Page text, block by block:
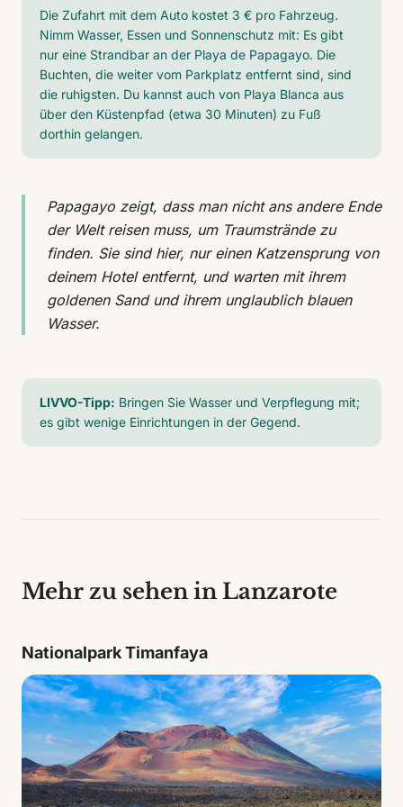
Die Zufahrt mit dem Auto kostet 3 € pro Fahrzeug.
Nimm Wasser, Essen und Sonnenschutz mit: Es gibt
nur eine Strandbar an der Playa de Papagayo. Die
Buchten, die weiter vom Parkplatz entfernt sind, sind
die ruhigsten. Du kannst auch von Playa Blanca aus
über den Küstenpfad (etwa 30 Minuten) zu Fuß
dorthin gelangen.
Papagayo zeigt, dass man nicht ans andere Ende
der Welt reisen muss, um Traumstrände zu
finden. Sie sind hier, nur einen Katzensprung von
deinem Hotel entfernt, und warten mit ihrem
goldenen Sand und ihrem unglaublich blauen
Wasser.
LIVVO-Tipp: Bringen Sie Wasser und Verpflegung mit;
es gibt wenige Einrichtungen in der Gegend.
Mehr zu sehen in Lanzarote
Nationalpark Timanfaya